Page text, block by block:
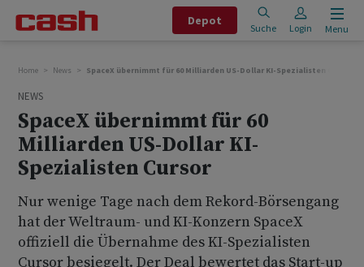
Depot
Suche Login Menu
Home News SpaceX übernimmt für 60 Milliarden US-Dollar KI-Spezialisten Cursor
NEWS
SpaceX übernimmt für 60
Milliarden US-Dollar KI-
Spezialisten Cursor
Nur wenige Tage nach dem Rekord-Börsengang
hat der Weltraum- und KI-Konzern SpaceX
offiziell die Übernahme des KI-Spezialisten
Cursor besiegelt. Der Deal bewertet das Start-up